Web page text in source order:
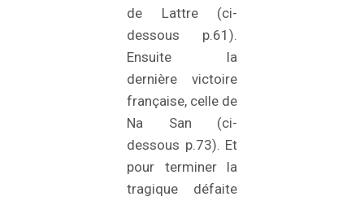
de Lattre (ci-
dessous p.61).
Ensuite la
dernière victoire
française, celle de
Na San (ci-
dessous p.73). Et
pour terminer la
tragique défaite